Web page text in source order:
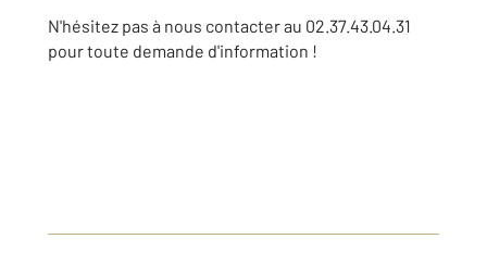
N'hésitez pas à nous contacter au 02.37.43.04.31
pour toute demande d'information !